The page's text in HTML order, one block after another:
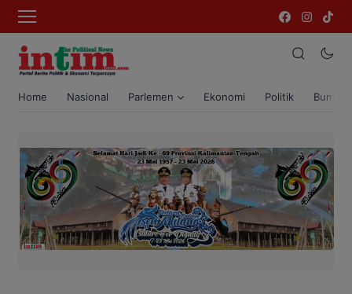
Home Nasional Parlemen Ekonomi Politik Bumi